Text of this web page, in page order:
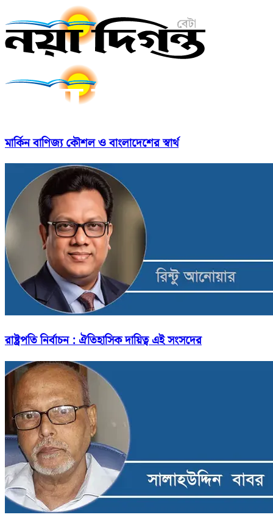
মার্কিন বাণিজ্য কৌশল ও বাংলাদেশের স্বার্থ
রাষ্ট্রপতি নির্বাচন : ঐতিহাসিক দায়িত্ব এই সংসদের